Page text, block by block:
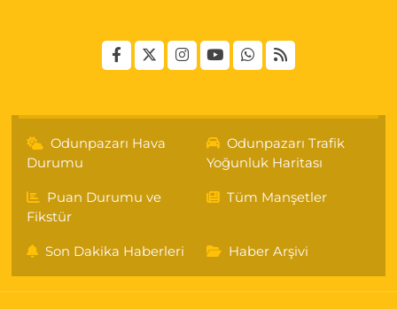
Odunpazarı Hava
Durumu
Odunpazarı Trafik
Yoğunluk Haritası
Puan Durumu ve
Fikstür
Tüm Manşetler
Son Dakika Haberleri Haber Arşivi